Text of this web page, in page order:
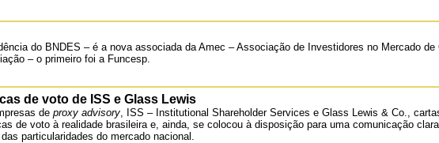
do BNDES – é a nova associada da Amec – Associação de Investidores no Mercado de
– o primeiro foi a Funcesp.
de voto de ISS e Glass Lewis
de proxy advisory, ISS – Institutional Shareholder Services e Glass Lewis & Co.,
de voto à realidade brasileira e, ainda, se colocou à disposição para uma comunicação
particularidades do mercado nacional.